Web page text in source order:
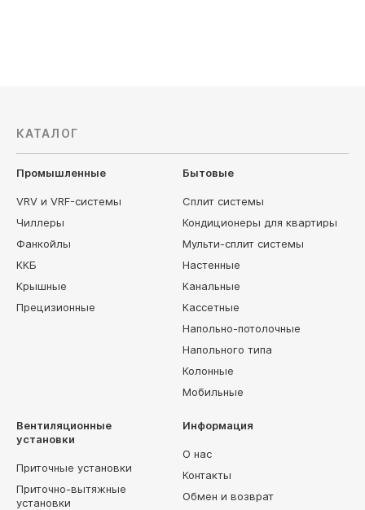
КАТАЛОГ
Промышленные
VRV и VRF-системы
Чиллеры
Фанкойлы
ККБ
Крышные
Прецизионные
Бытовые
Сплит системы
Кондиционеры для квартиры
Мульти-сплит системы
Настенные
Канальные
Кассетные
Напольно-потолочные
Напольного типа
Колонные
Мобильные
Вентиляционные
установки
Приточные установки
Приточно-вытяжные
установки
Информация
О нас
Контакты
Обмен и возврат